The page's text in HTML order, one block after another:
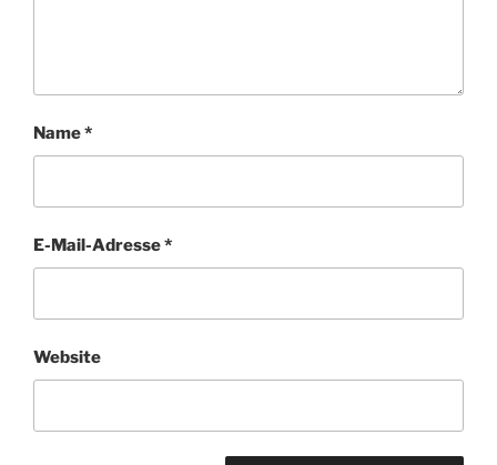
Name*
E-Mail-Adresse*
Website